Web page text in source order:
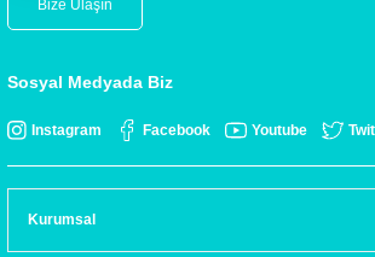
Bize Ulaşın
Sosyal Medyada Biz
Instagram Facebook Youtube
Kurumsal